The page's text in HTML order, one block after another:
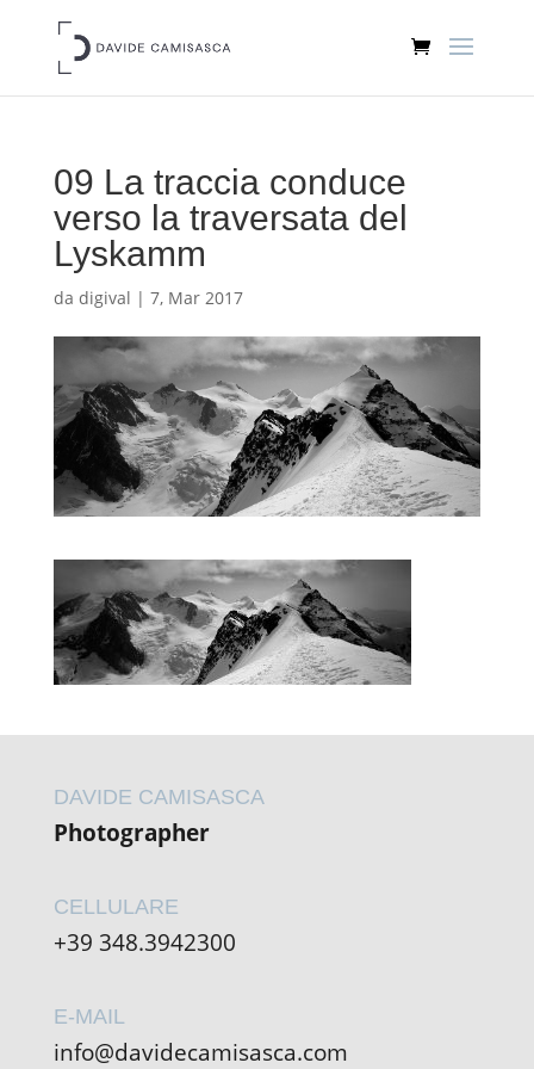
09 La traccia conduce
verso la traversata del
Lyskamm
da digival | 7, Mar 2017
DAVIDE CAMISASCA
Photographer
CELLULARE
+39 348.3942300
E-MAIL
info@davidecamisasca.com